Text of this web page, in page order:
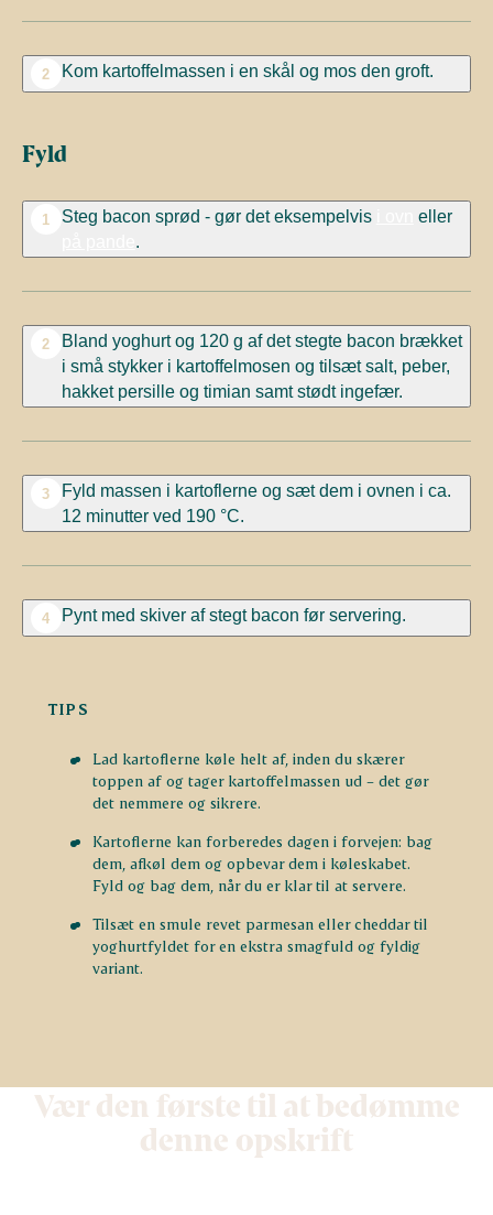
2 Kom kartoffelmassen i en skål og mos den groft.
Fyld
1 Steg bacon sprød - gør det eksempelvis
eller
.
2 Bland yoghurt og 120 g af detstegte bacon brækket
i små stykker i kartoffelmosen og tilsæt salt, peber,
hakket persille og timian samt stødt ingefær.
3
Fyld massen i kartoflerne og sæt dem i ovnen i ca.
12 minutter ved 190 °C.
4 Pynt med skiver af stegt bacon før servering.
TIPS
Lad kartoflerne køle helt af, inden du skærer
toppen af og tager kartoffelmassen ud – det gør
det nemmere og sikrere.
Kartoflerne kan forberedes dagen i forvejen: bag
dem, afkøl dem og opbevar dem i køleskabet.
Fyld og bag dem, når du er klar til at servere.
Tilsæt en smule revet parmesan eller cheddar til
yoghurtfyldet for en ekstra smagfuld og fyldig
variant.
Vær den første til at bedømme
denne opskrift